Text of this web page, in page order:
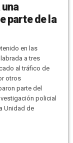
parte de la
en las
a tres
al tráfico de
otros
parte del
policial
Unidad de